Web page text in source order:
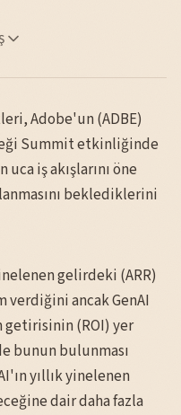
Adobe'un (ADBE)
Summit etkinliğinde
iş akışlarını öne
beklediklerini
gelirdeki (ARR)
verdiğini ancak GenAI
getirisinin (ROI) yer
bunun bulunması
yıllık yinelenen
dair daha fazla